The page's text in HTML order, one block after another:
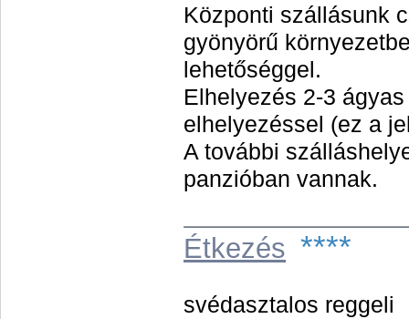
Központi szállásunk
gyönyörű
lehetőséggel.
Elhelyezés 2-3
elhelyezéssel (ez a
A további
panzióban vannak.
Étkezés ****
svédasztalos reggeli